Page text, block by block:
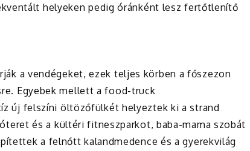
helyeken pedig óránként lesz fertőtlenítő
a vendégeket, ezek teljes körben a főszezon
Egyebek mellett a food-truck
új felszíni öltözőfülkét helyeztek ki a strand
és a kültéri fitneszparkot, baba-mama szobát
a felnőtt kalandmedence és a gyerekvilág